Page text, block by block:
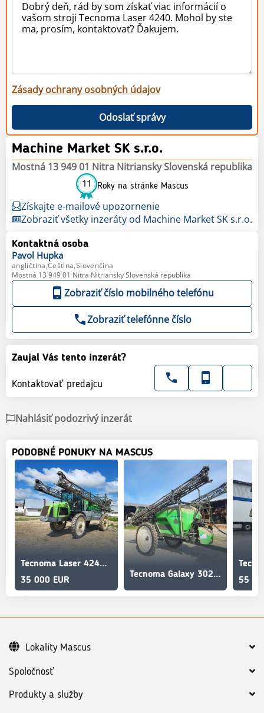
Zásady ochrany osobných údajov
Odoslať správy
Machine Market SK s.r.o.
Mostná 13 949 01 Nitra Nitriansky Slovenská republika
11 Roky na stránke Mascus
Získajte e-mailové upozornenie
Zobraziť všetky inzeráty od Machine Market SK s.r.o.
Kontaktná osoba
Pavol Hupka
angličtina,Čeština,Slovenčina
Mostná 13 949 01 Nitra Nitriansky Slovenská republika
Zobraziť číslo mobilného telefónu
Zobraziť telefónne číslo
Zaujal Vás tento inzerát?
Kontaktovať predajcu
Nahlásiť podozrivý inzerát
PODOBNÉ PONUKY NA MASCUS
Tecnoma Laser 4240 ground clearance 120cm
35 000 EUR
Tecnoma Galaxy 3024 Tectronic HLE SC
55
Spoločnosť
Produkty a služby
Lokality Mascus